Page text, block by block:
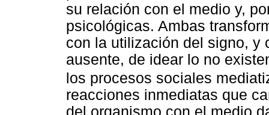
su relación con el medio y,
psicológicas. Ambas
con la utilización del signo, y
ausente, de idear lo no
los procesos sociales
reacciones inmediatas que
del organismo con el medio